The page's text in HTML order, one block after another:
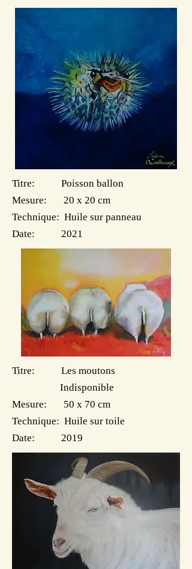
Titre: Poisson ballon
Mesure: 20 x 20 cm
Technique: Huile sur panneau
Date: 2021
Titre: Les moutons
Indisponible
Mesure: 50 x 70 cm
Technique: Huile sur toile
Date: 2019